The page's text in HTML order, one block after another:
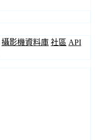
攝影機資料庫 社區 API